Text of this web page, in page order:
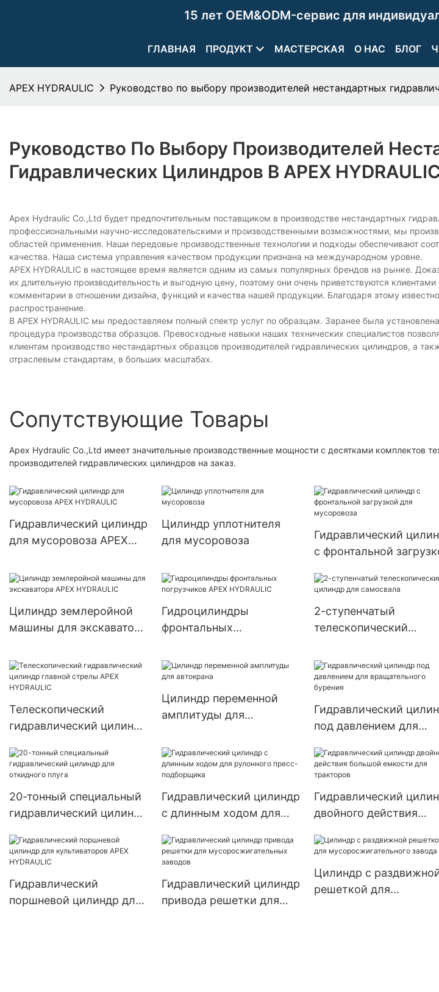
15 лет OEM&ODM-сервис для
ГЛАВНАЯ ПРОДУКТ МАСТЕРСКАЯ О НАС БЛОГ
APEX HYDRAULIC Руководство по выбору производителей нестандартных
Руководство По Выбору Производителей
Гидравлических Цилиндров В APEX
Apex Hydraulic Co.,Ltd будет предпочтительным поставщиком в производстве нестандартных
профессиональными научно-исследовательскими и производственными возможностями, мы
областей применения. Наши передовые производственные технологии и подходы обеспечивают
качества. Наша система управления качеством продукции признана на международном уровне.
APEX HYDRAULIC в настоящее время является одним из самых популярных брендов на рынке.
их длительную производительность и выгодную цену, поэтому они очень приветствуются
комментарии в отношении дизайна, функций и качества нашей продукции. Благодаря этому
распространение.
В APEX HYDRAULIC мы предоставляем полный спектр услуг по образцам. Заранее была
процедура производства образцов. Превосходные навыки наших технических специалистов
клиентам производство нестандартных образцов производителей гидравлических цилиндров, а
отраслевым стандартам, в больших масштабах.
Сопутствующие Товары
Apex Hydraulic Co.,Ltd имеет значительные производственные мощности с десятками комплектов
производителей гидравлических цилиндров на заказ.
Гидравлический цилиндр
для мусоровоза APEX
Цилиндр уплотнителя
для мусоровоза
Гидравлический
с фронтальной
Цилиндр землеройной
машины для экскаватора
Гидроцилиндры
фронтальных
HYDRAULIC
2-ступенчатый
телескопический
Телескопический
гидравлический цилиндр
HYDRAULIC
Цилиндр переменной
амплитуды для
Гидравлический
под давлением для
20-тонный специальный
гидравлический цилиндр
Гидравлический цилиндр
с длинным ходом для
подборщика
Гидравлический
двойного действия
тракторов
Гидравлический
поршневой цилиндр для
Гидравлический цилиндр
привода решетки для
Цилиндр с
решеткой для